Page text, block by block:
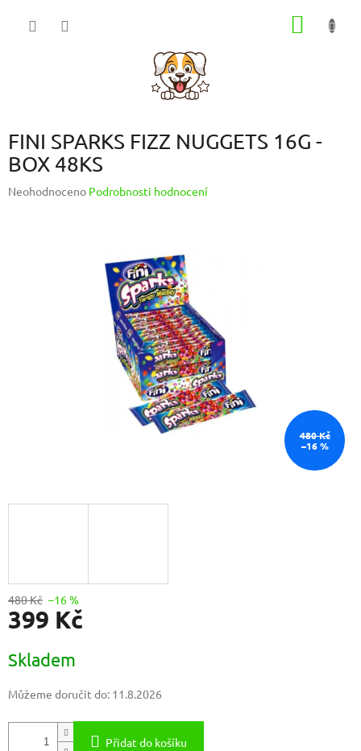
FINI SPARKS FIZZ NUGGETS 16G -
BOX 48KS
Průměrné
Neohodnoceno Podrobnosti hodnocení
480 Kč
–16 %
480 Kč –16 %
399 Kč
cena:
Skladem
Můžeme doručit do: 11.8.2026
Přidat do košíku